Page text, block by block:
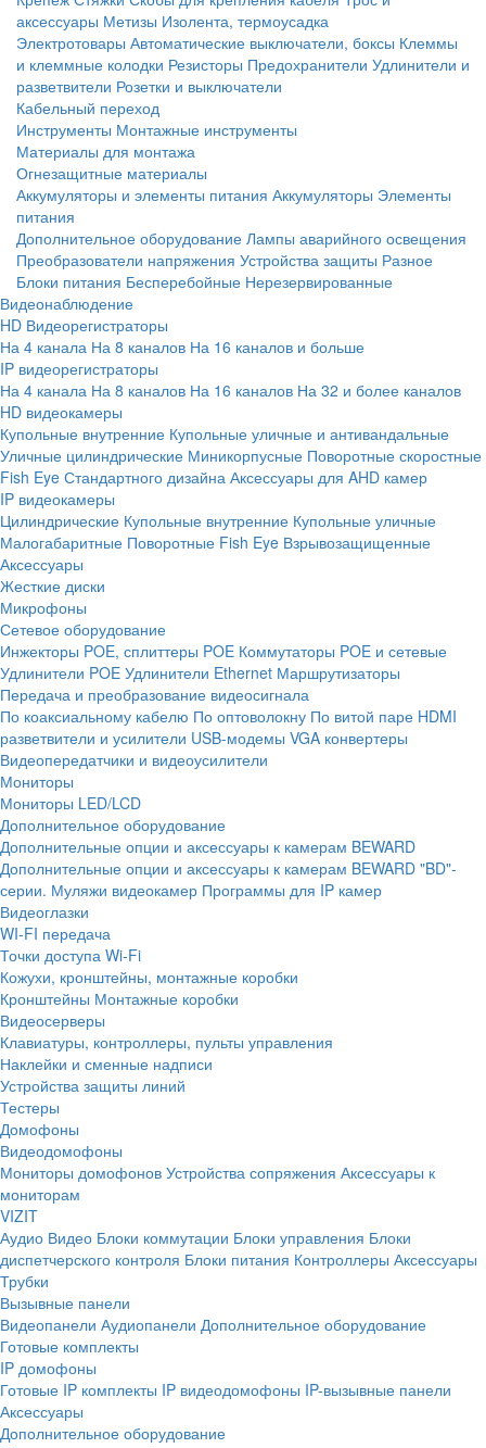
аксессуары Метизы Изолента, термоусадка
Электротовары Автоматические выключатели, боксы Клеммы
и клеммные колодки Резисторы Предохранители Удлинители и
разветвители Розетки и выключатели
Кабельный переход
Инструменты Монтажные инструменты
Материалы для монтажа
Огнезащитные материалы
Аккумуляторы и элементы питания Аккумуляторы Элементы
питания
Дополнительное оборудование Лампы аварийного освещения
Преобразователи напряжения Устройства защиты Разное
Блоки питания Бесперебойные Нерезервированные
Видеонаблюдение
HD Видеорегистраторы
На 4 канала На 8 каналов На 16 каналов и больше
IP видеорегистраторы
На 4 канала На 8 каналов На 16 каналов На 32 и более каналов
HD видеокамеры
Купольные внутренние Купольные уличные и антивандальные
Уличные цилиндрические Миникорпусные Поворотные скоростные
Fish Eye Стандартного дизайна Аксессуары для AHD камер
IP видеокамеры
Цилиндрические Купольные внутренние Купольные уличные
Малогабаритные Поворотные Fish Eye Взрывозащищенные
Аксессуары
Жесткие диски
Микрофоны
Сетевое оборудование
Инжекторы POE, сплиттеры POE Коммутаторы POE и сетевые
Удлинители POE Удлинители Ethernet Маршрутизаторы
Передача и преобразование видеосигнала
По коаксиальному кабелю По оптоволокну По витой паре HDMI
разветвители и усилители USB-модемы VGA конвертеры
Видеопередатчики и видеоусилители
Мониторы
Мониторы LED/LCD
Дополнительное оборудование
Дополнительные опции и аксессуары к камерам BEWARD
Дополнительные опции и аксессуары к камерам BEWARD "BD"-
серии. Муляжи видеокамер Программы для IP камер
Видеоглазки
WI-FI передача
Точки доступа Wi-Fi
Кожухи, кронштейны, монтажные коробки
Кронштейны Монтажные коробки
Видеосерверы
Клавиатуры, контроллеры, пульты управления
Наклейки и сменные надписи
Устройства защиты линий
Тестеры
Домофоны
Видеодомофоны
Мониторы домофонов Устройства сопряжения Аксессуары к
мониторам
VIZIT
Аудио Видео Блоки коммутации Блоки управления Блоки
диспетчерского контроля Блоки питания Контроллеры Аксессуары
Трубки
Вызывные панели
Видеопанели Аудиопанели Дополнительное оборудование
Готовые комплекты
IP домофоны
Готовые IP комплекты IP видеодомофоны IP-вызывные панели
Аксессуары
Дополнительное оборудование